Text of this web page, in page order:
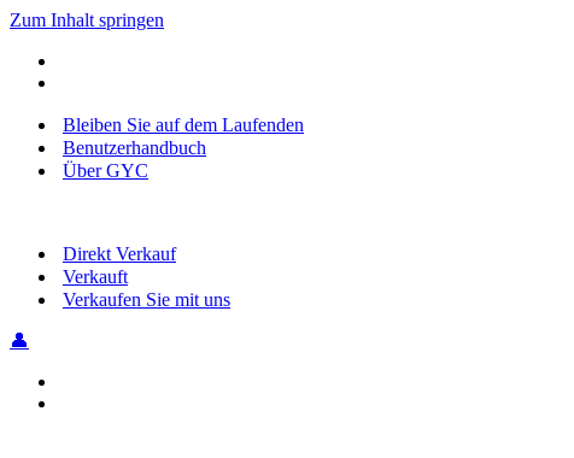
Zum Inhalt springen
Bleiben Sie auf dem Laufenden
Benutzerhandbuch
Über GYC
Direkt Verkauf
Verkauft
Verkaufen Sie mit uns
👤